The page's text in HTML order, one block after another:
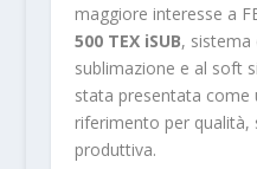
maggiore interesse a
500 TEX iSUB, sistema
sublimazione e al soft
stata presentata come
riferimento per qualità,
produttiva.